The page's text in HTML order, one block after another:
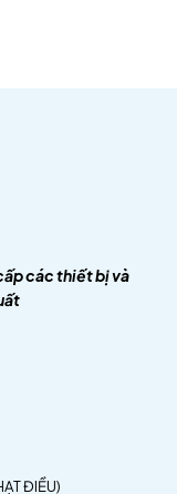
các thiết bị và
ĐIỀU)